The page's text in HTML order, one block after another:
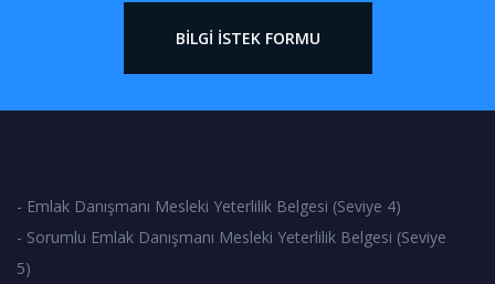
BILGI İSTEK FORMU
- Emlak Danışmanı Mesleki Yeterlilik Belgesi (Seviye 4)
- Sorumlu Emlak Danışmanı Mesleki Yeterlilik Belgesi (Seviye
5)